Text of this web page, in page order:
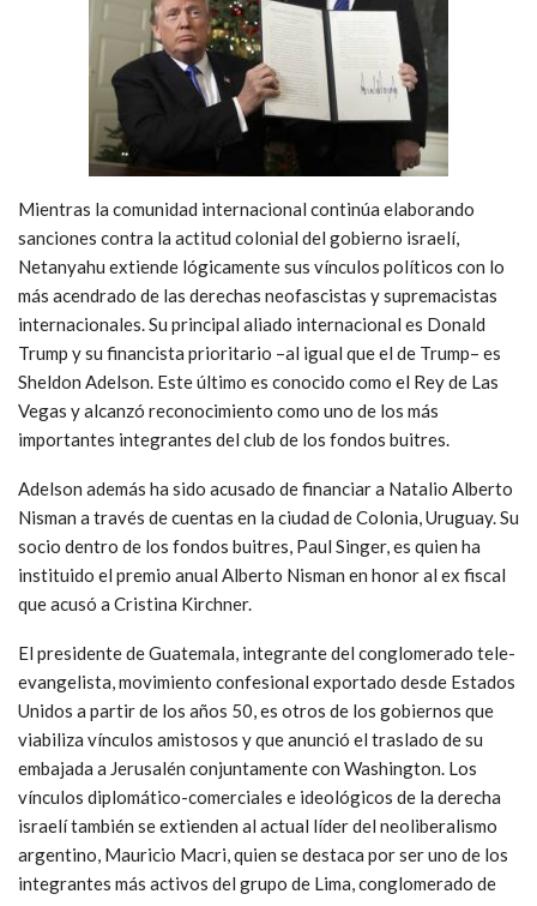
Mientras la comunidad internacional continúa elaborando
sanciones contra la actitud colonial del gobierno israelí,
Netanyahu extiende lógicamente sus vínculos políticos con lo
más acendrado de las derechas neofascistas y supremacistas
internacionales. Su principal aliado internacional es Donald
Trump y su financista prioritario –al igual que el de Trump– es
Sheldon Adelson. Este último es conocido como el Rey de Las
Vegas y alcanzó reconocimiento como uno de los más
importantes integrantes del club de los fondos buitres.
Adelson además ha sido acusado de financiar a Natalio Alberto
Nisman a través de cuentas en la ciudad de Colonia, Uruguay. Su
socio dentro de los fondos buitres, Paul Singer, es quien ha
instituido el premio anual Alberto Nisman en honor al ex fiscal
que acusó a Cristina Kirchner.
El presidente de Guatemala, integrante del conglomerado tele-
evangelista, movimiento confesional exportado desde Estados
Unidos a partir de los años 50, es otros de los gobiernos que
viabiliza vínculos amistosos y que anunció el traslado de su
embajada a Jerusalén conjuntamente con Washington. Los
vínculos diplomático-comerciales e ideológicos de la derecha
israelí también se extienden al actual líder del neoliberalismo
argentino, Mauricio Macri, quien se destaca por ser uno de los
integrantes más activos del grupo de Lima, conglomerado de